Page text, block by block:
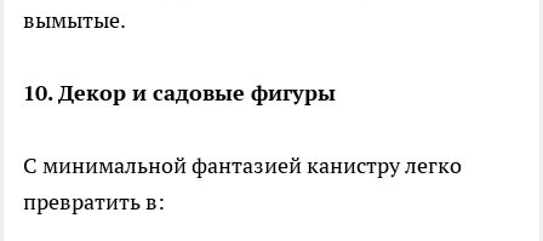
вымытые.
10. Декор и садовые фигуры
С минимальной фантазией канистру легко
превратить в: